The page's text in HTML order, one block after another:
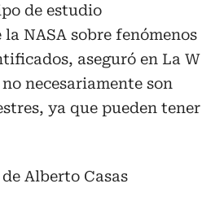
de estudio
NASA sobre fenómenos
aseguró en La W
necesariamente son
ya que pueden tener
Alberto Casas